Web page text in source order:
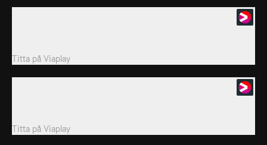
Titta på Viaplay
Titta på Viaplay